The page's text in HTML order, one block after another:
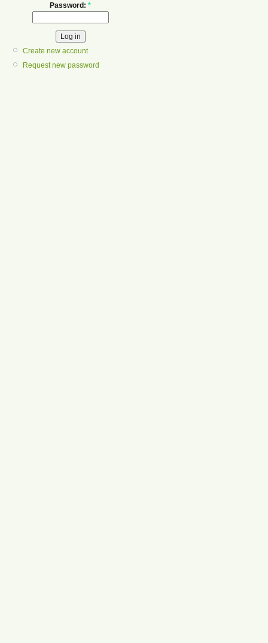
Password: *
Create new account
Request new password